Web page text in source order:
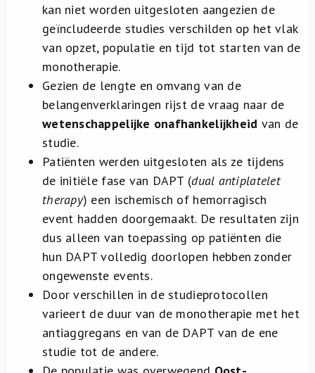
kan niet worden uitgesloten aangezien de
geïncludeerde studies verschilden op het vlak
van opzet, populatie en tijd tot starten van de
monotherapie.
Gezien de lengte en omvang van de
belangenverklaringen rijst de vraag naar de
wetenschappelijke onafhankelijkheid van de
studie.
Patiënten werden uitgesloten als ze tijdens
de initiële fase van DAPT (dual antiplatelet
therapy) een ischemisch of hemorragisch
event hadden doorgemaakt. De resultaten zijn
dus alleen van toepassing op patiënten die
hun DAPT volledig doorlopen hebben zonder
ongewenste events.
Door verschillen in de studieprotocollen
varieert de duur van de monotherapie met het
antiaggregans en van de DAPT van de ene
studie tot de andere.